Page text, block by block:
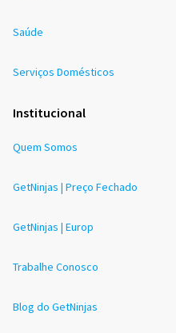
Saúde
Serviços Domésticos
Institucional
Quem Somos
GetNinjas | Preço Fechado
GetNinjas | Europ
Trabalhe Conosco
Blog do GetNinjas